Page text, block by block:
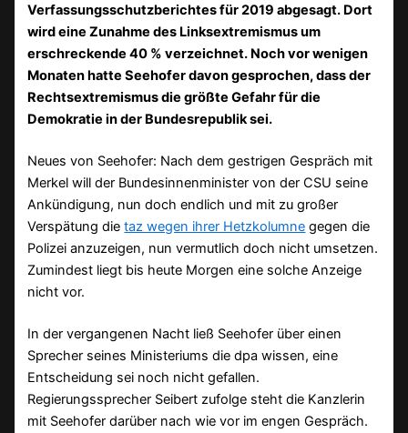
Verfassungsschutzberichtes für 2019 abgesagt. Dort
wird eine Zunahme des Linksextremismus um
erschreckende 40 % verzeichnet. Noch vor wenigen
Monaten hatte Seehofer davon gesprochen, dass der
Rechtsextremismus die größte Gefahr für die
Demokratie in der Bundesrepublik sei.
Neues von Seehofer: Nach dem gestrigen Gespräch mit
Merkel will der Bundesinnenminister von der CSU seine
Ankündigung, nun doch endlich und mit zu großer
Verspätung dietaz wegen ihrer Hetzkolumne gegen die
Polizei anzuzeigen, nun vermutlich doch nicht umsetzen.
Zumindest liegt bis heute Morgen eine solche Anzeige
nicht vor.
In der vergangenen Nacht ließ Seehofer über einen
Sprecher seines Ministeriums die dpa wissen, eine
Entscheidung sei noch nicht gefallen.
Regierungssprecher Seibert zufolge steht die Kanzlerin
mit Seehofer darüber nach wie vor im engen Gespräch.